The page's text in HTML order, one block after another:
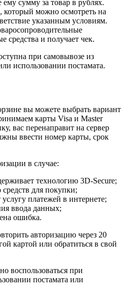
ему сумму за товар в рублях.
который можно осмотреть на
указанным условиям.
средства и получает чек.
при самовывозе из
использовании постамата.
вы можете выбрать вариант
карты Visa и Master
вас перенаправит на сервер
ввести номер карты, срок
в случае:
технологию 3D-Secure;
средств для покупки;
платежей в интернете;
ввода данных;
ошибка.
авторизацию через 20
картой или обратиться в свой
воспользоваться при
постамата или